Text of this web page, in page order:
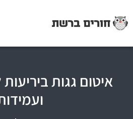
איטום גגות
ועמידות